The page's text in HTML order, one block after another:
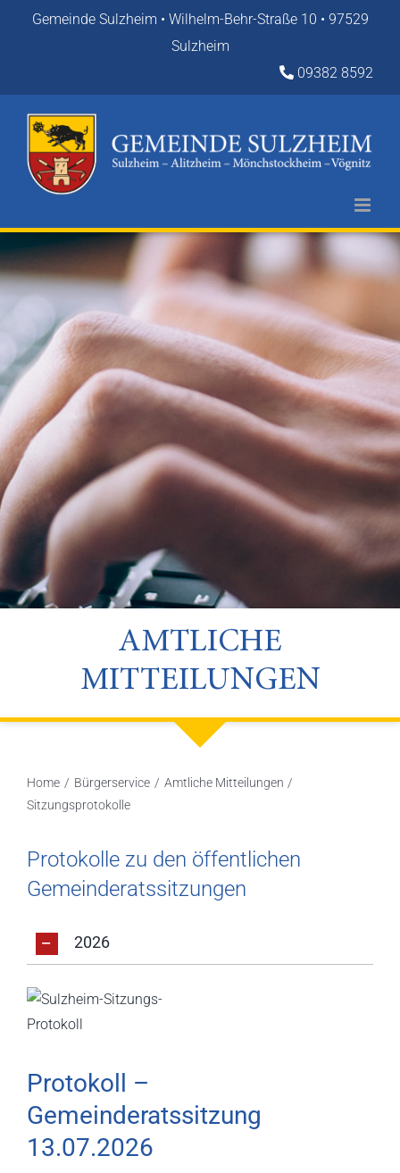
Gemeinde Sulzheim • Wilhelm-Behr-Straße 10 • 97529
Sulzheim
09382 8592
AMTLICHE
MITTEILUNGEN
Home Bürgerservice
Amtliche Mitteilungen
Sitzungsprotokolle
Protokolle zu den öffentlichen
Gemeinderatssitzungen
2026
Protokoll –
Gemeinderatssitzung
13.07.2026